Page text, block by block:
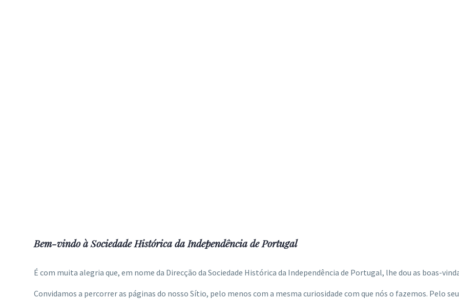
Bem-vindo à Sociedade Histórica da Independência de Portugal
É com muita alegria que, em nome da Direcção da Sociedade Histórica da Independência de Portugal, lhe dou as boas-
Convidamos a percorrer as páginas do nosso Sítio, pelo menos com a mesma curiosidade com que nós o fazemos. Pelo